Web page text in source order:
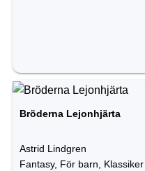
Bröderna Lejonhjärta
Astrid Lindgren
Fantasy, För barn, Klassiker